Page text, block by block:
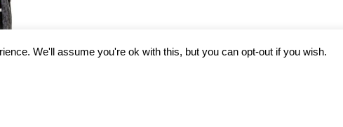
We'll assume you're ok with this, but you can opt-out if you wish.